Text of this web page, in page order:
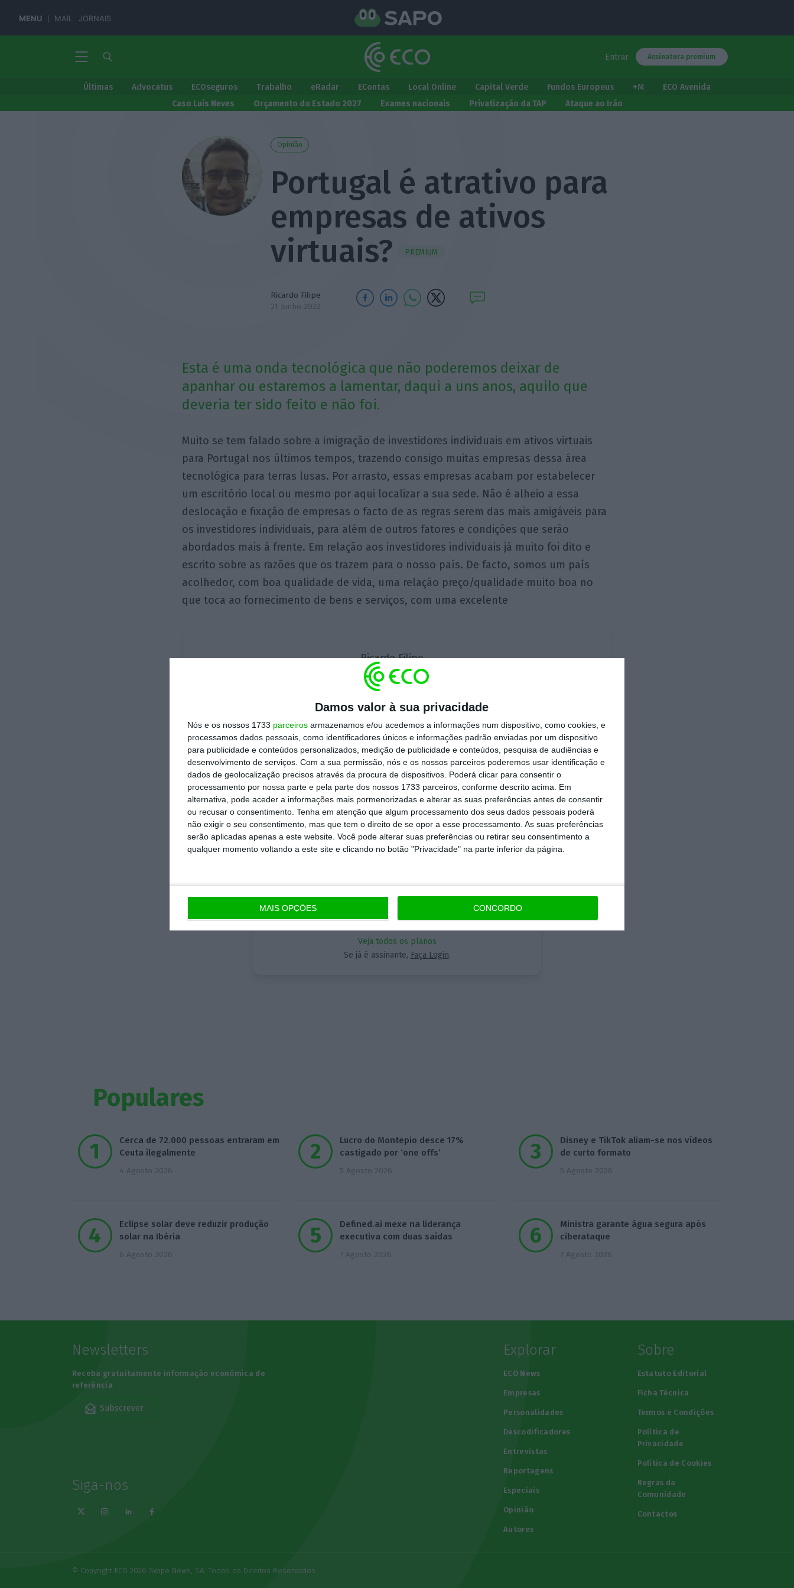
Damos valor à sua privacidade
Nós e os nossos 1733 parceiros armazenamos e/ou acedemos a informações num dispositivo, como cookies, e
processamos dados pessoais, como identificadores únicos e informações padrão enviadas por um dispositivo
para publicidade e conteúdos personalizados, medição de publicidade e conteúdos, pesquisa de audiências e
desenvolvimento de serviços. Com a sua permissão, nós e os nossos parceiros poderemos usar identificação e
dados de geolocalização precisos através da procura de dispositivos. Poderá clicar para consentir o
processamento por nossa parte e pela parte dos nossos 1733 parceiros, conforme descrito acima. Em
alternativa, pode aceder a informações mais pormenorizadas e alterar as suas preferências antes de consentir
ou recusar o consentimento. Tenha em atenção que algum processamento dos seus dados pessoais poderá
não exigir o seu consentimento, mas que tem o direito de se opor a esse processamento. As suas preferências
serão aplicadas apenas a este website. Você pode alterar suas preferências ou retirar seu consentimento a
qualquer momento voltando a este site e clicando no botão "Privacidade" na parte inferior da página.
MAIS OPÇÕES CONCORDO
MENU MAIL JORNAIS
Entrar Assinatura premium
Últimas Advocatus ECOseguros Trabalho eRadar EContas Local Online Capital Verde Fundos Europeus +M
ECO Avenida
Caso Luís Neves
Orçamento do Estado 2027 Exames nacionais Privatização da TAP Ataque ao Irão
Opinião
Portugal é atrativo para
empresas de ativos
virtuais?
PREMIUM
Ricardo Filipe
21 Junho 2022
Esta é uma onda tecnológica que não poderemos deixar de
apanhar ou estaremos a lamentar, daqui a uns anos, aquilo que
deveria ter sido feito e não foi.
Muito se tem falado sobre a imigração de investidores individuais em ativos virtuais
para Portugal nos últimos tempos, trazendo consigo muitas empresas dessa área
tecnológica para terras lusas. Por arrasto, essas empresas acabam por estabelecer
um escritório local ou mesmo por aqui localizar a sua sede. Não é alheio a essa
deslocação e fixação de empresas o facto de as regras serem das mais amigáveis para
os investidores individuais, para além de outros fatores e condições que serão
abordados mais à frente. Em relação aos investidores individuais já muito foi dito e
escrito sobre as razões que os trazem para o nosso país. De facto, somos um país
acolhedor, com boa qualidade de vida, uma relação preço/qualidade muito boa no
que toca ao fornecimento de bens e serviços, com uma excelente
Assine para ler este artigo
Aceda às notícias premium do ECO. Torne-se assinante.
A partir de 5€
Veja todos os planos
Se já é assinante, Faça Login.
Ricardo Filipe
Colunista convidado. Chief
Product Officer na Luso
Digital Assets e Vice-
Presidente da Associação
Portuguesa de Blockchain e
Criptomoedas
Assine o ECO Premium
notícias exclusivas, à opinião que conta, às reportagens e
especiais que mostram o outro lado da história.
Populares
Cerca de 72.000 pessoas entraram em
Ceuta ilegalmente
4 Agosto 2026
Lucro do Montepio desce 17%
castigado por ‘one offs’
5 Agosto 2026
Disney e TikTok aliam-se nos vídeos
de curto formato
5 Agosto 2026
Eclipse solar deve reduzir produção
solar na Ibéria
6 Agosto 2026
Defined.ai mexe na liderança
executiva com duas saídas
7 Agosto 2026
Ministra garante água segura após
ciberataque
7 Agosto 2026
Newsletters
Receba gratuitamente informação económica de
referência
Subscrever
Siga-nos
Explorar
ECO News
Empresas
Personalidades
Descodificadores
Entrevistas
Reportagens
Especiais
Opinião
Autores
Sobre
Estatuto Editorial
Ficha Técnica
Termos e Condições
Política de
Privacidade
Política de Cookies
Regras da
Comunidade
Contactos
© Copyright ECO 2026 Swipe News, SA. Todos os Direitos Reservados